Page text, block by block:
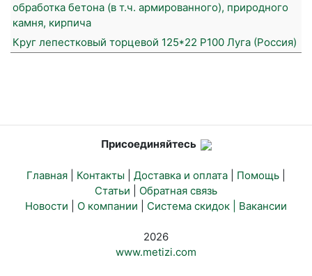
обработка бетона (в т.ч. армированного), природного
камня, кирпича
Круг лепестковый торцевой 125*22 Р100 Луга (Россия)
Присоединяйтесь
Главная Контакты Доставка и оплата Помощь
Статьи
Обратная связь
Новости
О компании Система скидок | Вакансии
2026
www.metizi.com